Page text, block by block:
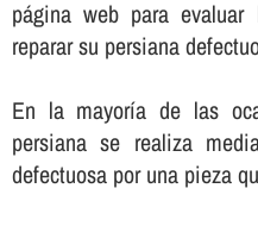
página web para
reparar su persiana
En la mayorí­a de las
persiana se realiza
defectuosa por una pieza